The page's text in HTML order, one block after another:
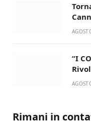
“I
Rimani in